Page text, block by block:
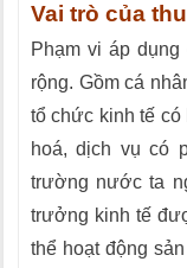
Vai trò của
Phạm vi áp
rộng. Gồm cá
tổ chức kinh tế có
hoá, dịch vụ có
trường nước ta
trưởng kinh tế
thể hoạt động